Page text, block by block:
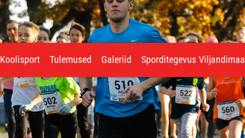
Koolisport Tulemused Galeriid Sporditegevus Viljandimaal